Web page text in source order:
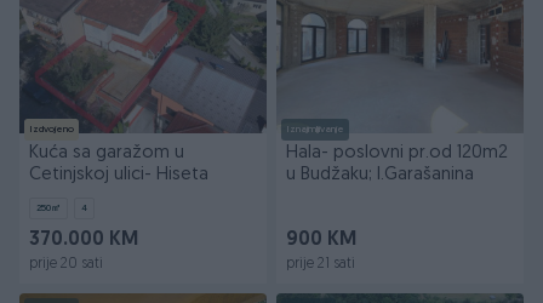
Izdvojeno
Kuća sa garažom u
Cetinjskoj ulici- Hiseta
250㎡ 4
370.000 KM
prije 20 sati
Iznajmljivanje
Hala- poslovni pr.od 120m2
u Budžaku; I.Garašanina
900 KM
prije 21 sati